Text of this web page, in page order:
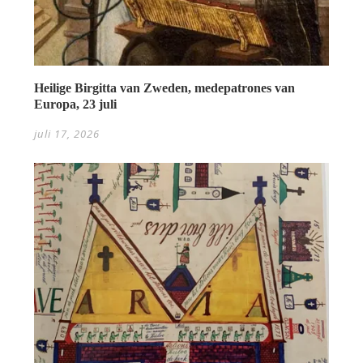
Heilige Birgitta van Zweden, medepatrones van
Europa, 23 juli
juli 17, 2026